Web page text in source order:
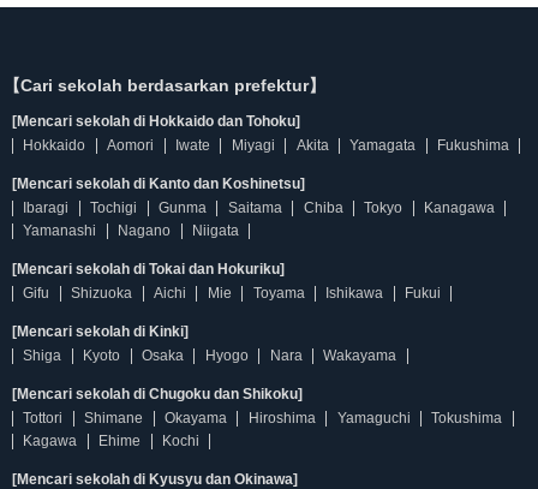
【Cari sekolah berdasarkan prefektur】
[Mencari sekolah di Hokkaido dan Tohoku]
Hokkaido
Aomori Iwate Miyagi Akita Yamagata Fukushima
[Mencari sekolah di Kanto dan Koshinetsu]
Ibaragi
Tochigi Gunma Saitama Chiba Tokyo
Kanagawa
Yamanashi
Nagano Niigata
[Mencari sekolah di Tokai dan Hokuriku]
Gifu
Shizuoka Aichi Mie Toyama Ishikawa Fukui
[Mencari sekolah di Kinki]
Shiga
Kyoto Osaka Hyogo Nara Wakayama
[Mencari sekolah di Chugoku dan Shikoku]
Tottori
Shimane Okayama Hiroshima Yamaguchi
Tokushima
Kagawa
Ehime Kochi
[Mencari sekolah di Kyusyu dan Okinawa]